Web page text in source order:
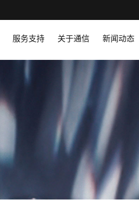
服务支持 关于通信 新闻动态